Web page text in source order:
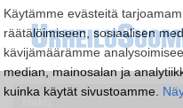
Käytämme evästeitä
räätälöimiseen, sosiaalisen
kävijämäärämme
median, mainosalan ja
kuinka käytät sivustoamme.